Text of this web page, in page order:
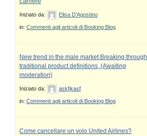
Iniziato da: Elisa D’Agostino
in: Commenti agli articoli di Booking Blog
New trend in the male market Breaking through
traditional product definitions, (Awaiting
moderation)
Iniziato da: askfjkasf
in: Commenti agli articoli di Booking Blog
Come cancellare un volo United Airlines?